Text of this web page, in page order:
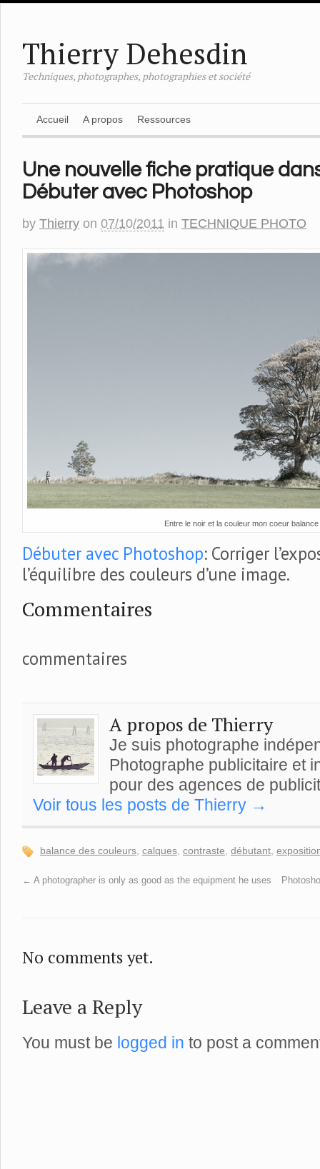
Thierry Dehesdin
Techniques, photographes, photographies et société
Accueil A propos Ressources
Une nouvelle fiche pratique
Débuter avec Photoshop
by Thierry on 07/10/2011 in TECHNIQUE PHOTO
Entre le noir et la couleur mon coeur balance
Débuter avec Photoshop: Corriger
l’équilibre des couleurs d’une image.
Commentaires
commentaires
A propos de Thierry
Je suis photographe
Photographe publicitaire et
pour des agences de
Voir tous les posts de Thierry →
balance des couleurs calques contraste débutant
← A photographer is only as good as the equipment he uses
No comments yet.
Leave a Reply
You must be logged in to post a